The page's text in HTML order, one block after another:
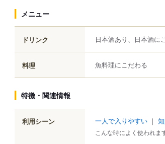
メニュー
ドリンク 日本酒あり、日本酒に
料理 魚料理にこだわる
特徴・関連情報
利用シーン 一人で入りやすい ｜
こんな時によく使われま